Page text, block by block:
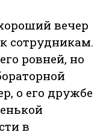
вечер
сотрудникам.
ровней, но
о его дружбе
в